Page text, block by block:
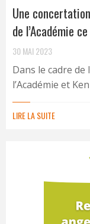
Une
de l’Académie
30 MAI 2023
Dans le cadre
l’Académie et
LIRE LA SUITE